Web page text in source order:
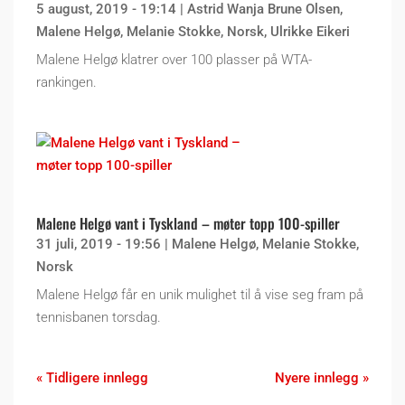
5 august, 2019 - 19:14 | Astrid Wanja Brune Olsen,
Malene Helgø, Melanie Stokke, Norsk, Ulrikke Eikeri
Malene Helgø klatrer over 100 plasser på WTA-
rankingen.
Malene Helgø vant i Tyskland – møter topp 100-spiller
31 juli, 2019 - 19:56 | Malene Helgø, Melanie Stokke,
Norsk
Malene Helgø får en unik mulighet til å vise seg fram på
tennisbanen torsdag.
« Tidligere innlegg Nyere innlegg »